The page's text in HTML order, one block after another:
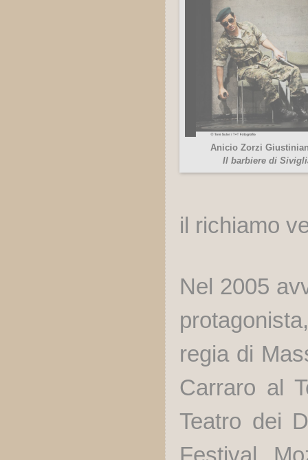
Anicio Zorzi
Il barbiere di
il richiamo
Nel 2005
regia di
Carraro al
Teatro dei
Festival